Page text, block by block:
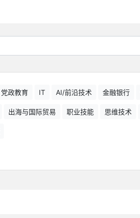
党政教育 IT AI/前沿技术 金融银行
出海与国际贸易 职业技能 思维技术